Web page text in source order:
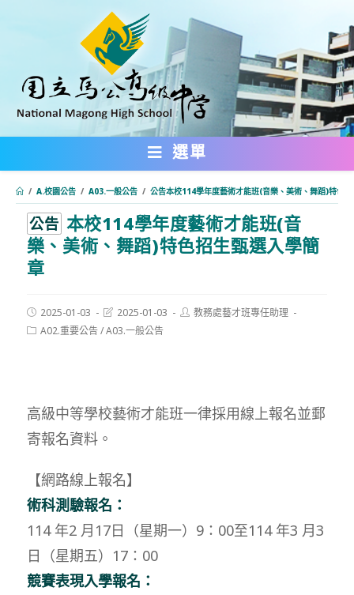
內
選單
/ A.校園公告 / A03.一般公告 / 公告本校114學年度藝術才能班(音樂、美術、舞蹈)特色
公告 本校114學年度藝術才能班(音
樂、美術、舞蹈)特色招生甄選入學簡
章
Post
published:
2025-01-03
Post
modified:
2025-01-03
Post教務處藝才班專任助理
PostA02.重要公告/A03.一般公告
高級中等學校藝術才能班一律採用線上報名並郵
寄報名資料。
【網路線上報名】
術科測驗報名：
114 年2 月17日（星期一）9：00至114 年3 月3
日（星期五）17：00
競賽表現入學報名：